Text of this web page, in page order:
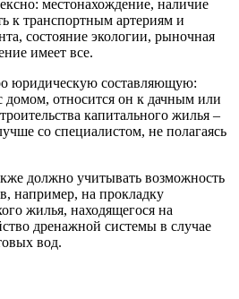
местонахождение, наличие
к транспортным артериям и
состояние экологии, рыночная
имеет все.
юридическую составляющую:
домом, относится он к дачным или
капитального жилья –
со специалистом, не полагаясь
должно учитывать возможность
например, на прокладку
жилья, находящегося на
дренажной системы в случае
вод.